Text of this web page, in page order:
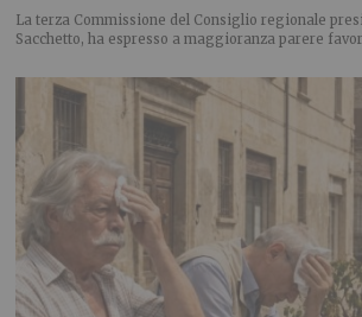
La terza Commissione del Consiglio regionale
Sacchetto, ha espresso a maggioranza parere